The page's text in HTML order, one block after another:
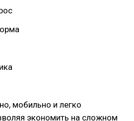
мобильно и легко
экономить на сложном